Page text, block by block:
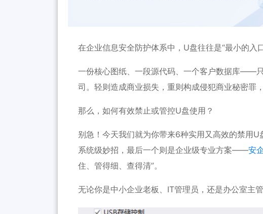
在企业信息安全防护体系中，U盘往往是“最小的入
一份核心图纸、一段源代码、一个客户数据库——
司。轻则造成商业损失，重则构成侵犯商业秘密罪
那么，如何有效禁止或管控U盘使用？
别急！今天我们就为你带来6种实用又高效的禁用
系统级妙招，最后一个则是企业级专业方案——安
住、管得细、查得清”。
无论你是中小企业老板、IT管理员，还是办公室主